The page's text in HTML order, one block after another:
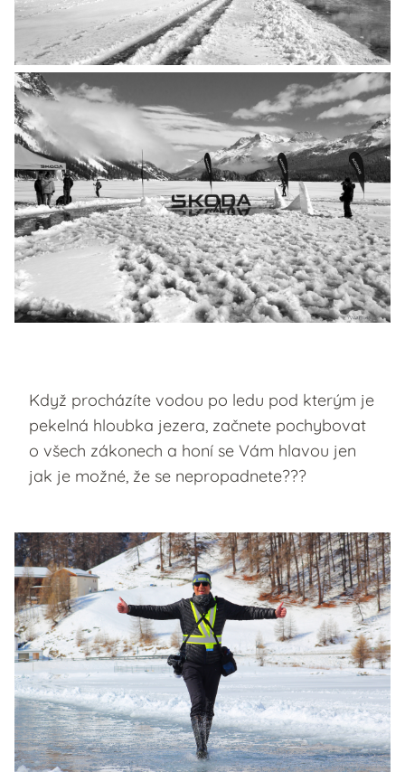
Když procházíte vodou po ledu pod kterým je
pekelná hloubka jezera, začnete pochybovat
o všech zákonech a honí se Vám hlavou jen
jak je možné, že se nepropadnete???